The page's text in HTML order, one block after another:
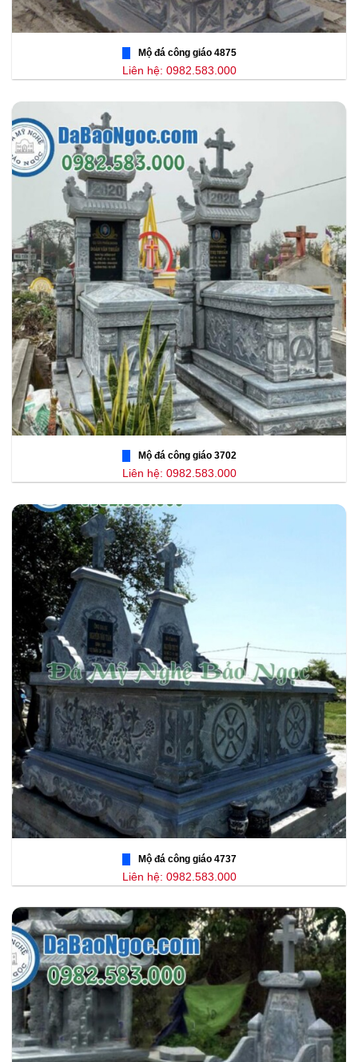
Mộ đá công giáo 4875
Liên hệ: 0982.583.000
Mộ đá công giáo 3702
Liên hệ: 0982.583.000
Mộ đá công giáo 4737
Liên hệ: 0982.583.000